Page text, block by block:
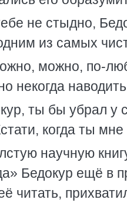
не стыдно,
из самых
можно, по-
некогда
ты бы убрал у
когда ты
научную
Бедокур ещё в
читать,